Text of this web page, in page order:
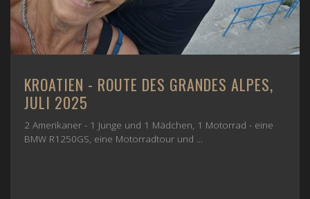
KROATIEN - ROUTE DES GRANDES ALPES,
JULI 2025
2 Amerikaner - 1 Junge und 1 Mädchen, 1 Motorrad - eine
BMW R1250GS, eine Motorradtour und ...